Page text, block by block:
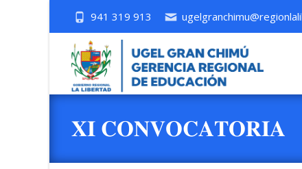
941 319 913
𝐗𝐈 𝐂𝐎𝐍𝐕𝐎𝐂𝐀𝐓𝐎𝐑𝐈𝐀